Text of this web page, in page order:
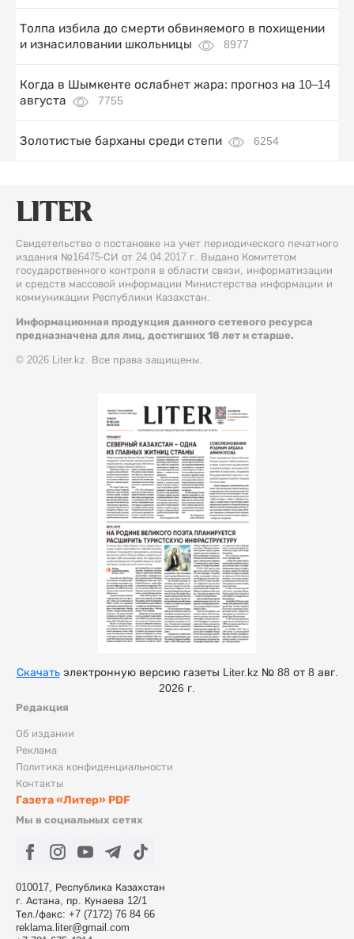
Толпа избила до смерти обвиняемого в похищении
и изнасиловании школьницы
8977
Когда в Шымкенте ослабнет жара: прогноз на 10–14
августа
7755
Золотистые барханы среди степи 6254
Свидетельство о постановке на учет периодического печатного
издания №16475-СИ от 24.04.2017 г. Выдано Комитетом
государственного контроля в области связи, информатизации
и средств массовой информации Министерства информации и
коммуникации Республики Казахстан.
Информационная продукция данного сетевого ресурса
предназначена для лиц, достигших 18 лет и старше.
© 2026 Liter.kz. Все права защищены.
Редакция
Об издании
Реклама
Политика конфиденциальности
Контакты
Газета «Литер» PDF
Мы в социальных сетях
010017, Республика Казахстан
г. Астана, пр. Кунаева 12/1
Тел./факс: +7 (7172) 76 84 66
reklama.liter@gmail.com
Скачатьэлектронную версию газеты Liter.kz № 88 от 8 авг.
2026 г.